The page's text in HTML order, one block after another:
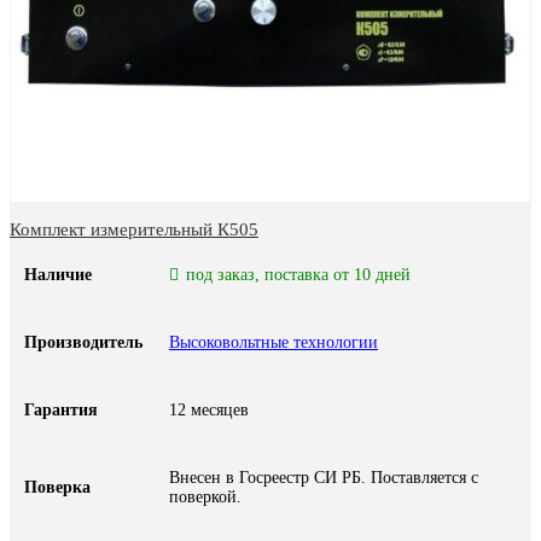
Комплект измерительный К505
Наличие под заказ, поставка от 10 дней
Производитель Высоковольтные технологии
Гарантия 12 месяцев
Поверка
Внесен в Госреестр СИ РБ. Поставляется с
поверкой.